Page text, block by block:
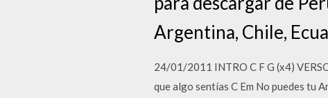
Argentina, Chile,
24/01/2011 INTRO C F G (x4)
que algo sentías C Em No puedes tu